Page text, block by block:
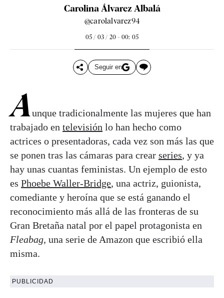
Carolina Álvarez Albalá
@carolalvarez94
05 / 03 / 20 - 00: 05
Seguir en
Aunque tradicionalmente las mujeres que han
trabajado en televisión lo han hecho como
actrices o presentadoras, cada vez son más las que
se ponen tras las cámaras para crear series, y ya
hay unas cuantas feministas. Un ejemplo de esto
es Phoebe Waller-Bridge, una actriz, guionista,
comediante y heroína que se está ganando el
reconocimiento más allá de las fronteras de su
Gran Bretaña natal por el papel protagonista en
Fleabag, una serie de Amazon que escribió ella
misma.
PUBLICIDAD